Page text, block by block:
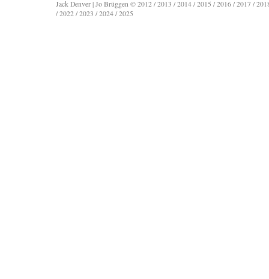
Jack Denver | Jo Brüggen © 2012 / 2013 / 2014 / 2015 / 2016 / 2017 /
/ 2022 / 2023 / 2024 / 2025